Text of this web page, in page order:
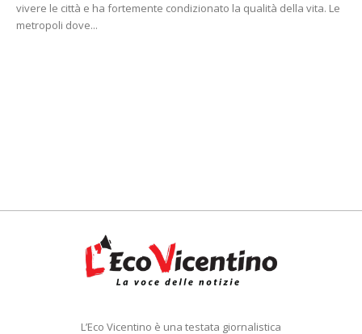
vivere le città e ha fortemente condizionato la qualità della vita. Le
metropoli dove...
L’Eco Vicentino è una testata giornalistica